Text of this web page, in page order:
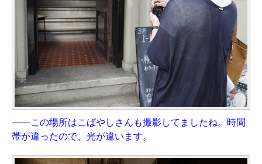
——この場所はこばやしさんも撮影してましたね。時間
帯が違ったので、光が違います。